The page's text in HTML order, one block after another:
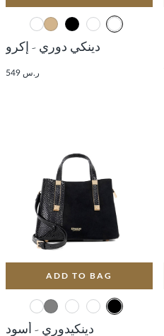
دينكي دوري - إكرو
ر.س 549
ADD TO BAG
دينكيدوري - أسود